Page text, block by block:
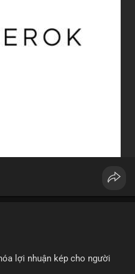
lợi nhuận kép cho người